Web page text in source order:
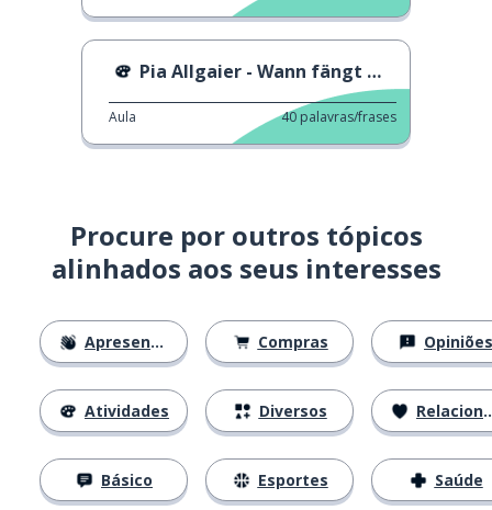
Pia Allgaier - Wann fängt mein Leben an?
Aula 40 palavras/frases
Procure por outros tópicos
alinhados aos seus interesses
Apresentações
Atividades
Básico
Compras
Diversos
Esportes
Opiniões
Relacionamentos
Saúde